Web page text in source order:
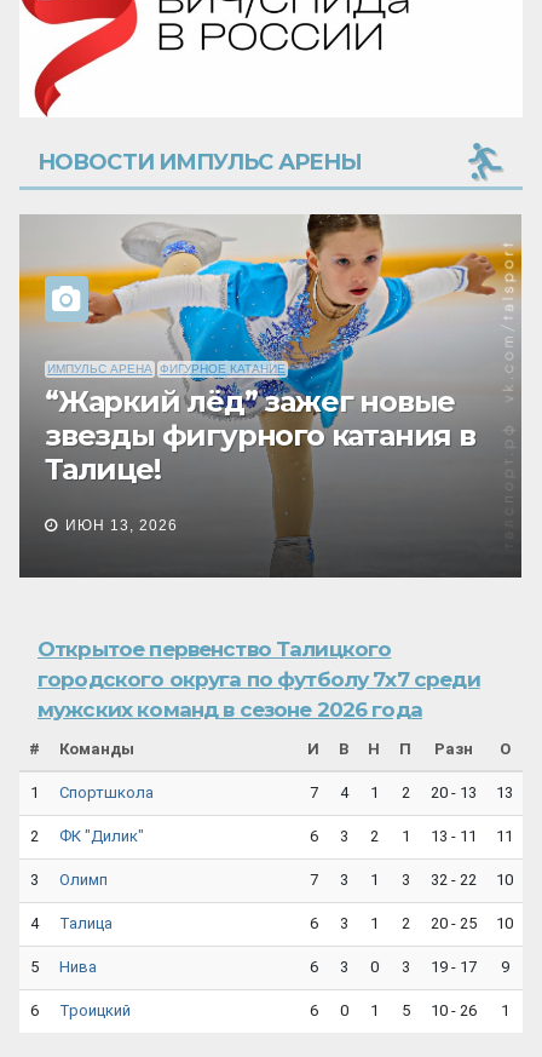
НОВОСТИ ИМПУЛЬС АРЕНЫ
ИМПУЛЬС АРЕНА ХОККЕЙ
Хоккейная “битва
поколений” на “Импульс-
Арене”: дети снова победили
родителей!
ИЮН 6, 2026
Открытое первенство Талицкого
городского округа по футболу 7х7 среди
мужских команд в сезоне 2026 года
# Команды И В Н П Разн О
1 Спортшкола 7 4 1 2 20 - 13 13
2 ФК "Дилик" 6 3 2 1 13 - 11 11
3 Олимп 7 3 1 3 32 - 22 10
4 Талица 6 3 1 2 20 - 25 10
5 Нива 6 3 0 3 19 - 17 9
6 Троицкий 6 0 1 5 10 - 26 1